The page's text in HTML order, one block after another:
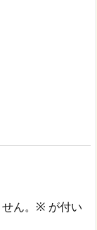
ん。 ※ が付い